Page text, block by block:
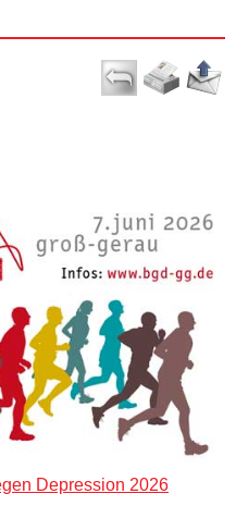
Depression 2026